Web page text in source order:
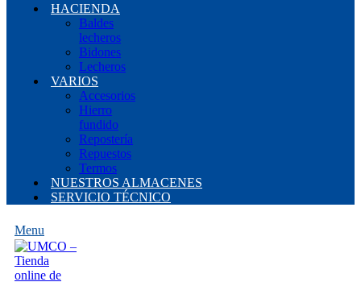
HACIENDA
Baldes
lecheros
Bidones
Lecheros
VARIOS
Accesorios
Hierro
fundido
Repostería
Repuestos
Termos
NUESTROS ALMACENES
SERVICIO TÉCNICO
Menu